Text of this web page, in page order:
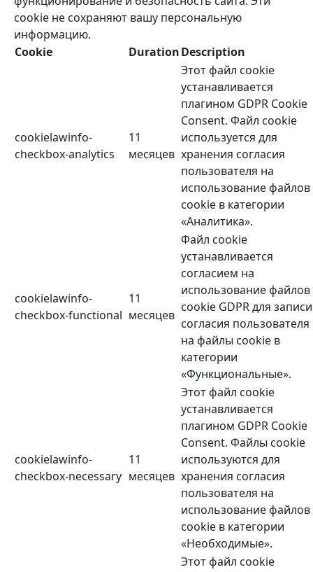
cookie не сохраняют вашу персональную
информацию.
Cookie
DurationDescription
cookielawinfo-
checkbox-analytics
11
месяцев
Этот файл cookie
устанавливается
плагином GDPR Cookie
Consent. Файл cookie
используется для
хранения согласия
пользователя на
использование файлов
cookie в категории
«Аналитика».
cookielawinfo-
checkbox-functional
11
месяцев
Файл cookie
устанавливается
согласием на
использование файлов
cookie GDPR для записи
согласия пользователя
на файлы cookie в
категории
«Функциональные».
cookielawinfo-
checkbox-necessary
11
месяцев
Этот файл cookie
устанавливается
плагином GDPR Cookie
Consent. Файлы cookie
используются для
хранения согласия
пользователя на
использование файлов
cookie в категории
«Необходимые».
Этот файл cookie